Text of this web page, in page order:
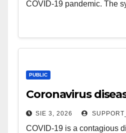
COVID-19 pandemic. The
PUBLIC
Coronavirus
SIE 3, 2026
COVID-19 is a contagious